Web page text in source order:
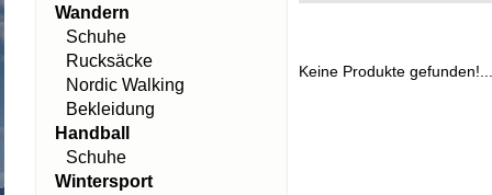
Keine Produkte gefunden!...
Wandern
Schuhe
Rucksäcke
Nordic Walking
Bekleidung
Handball
Schuhe
Wintersport